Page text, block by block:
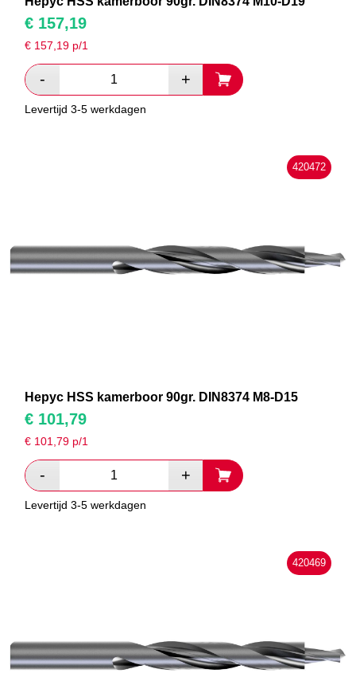
€ 157,19
€ 157,19 p/1
Levertijd 3-5 werkdagen
420472
Hepyc HSS kamerboor 90gr. DIN8374 M8-D15
€ 101,79
€ 101,79 p/1
Levertijd 3-5 werkdagen
420469